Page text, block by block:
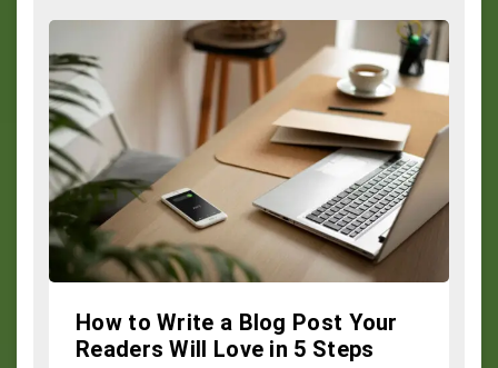
How to Write a Blog Post Your
Readers Will Love in 5 Steps